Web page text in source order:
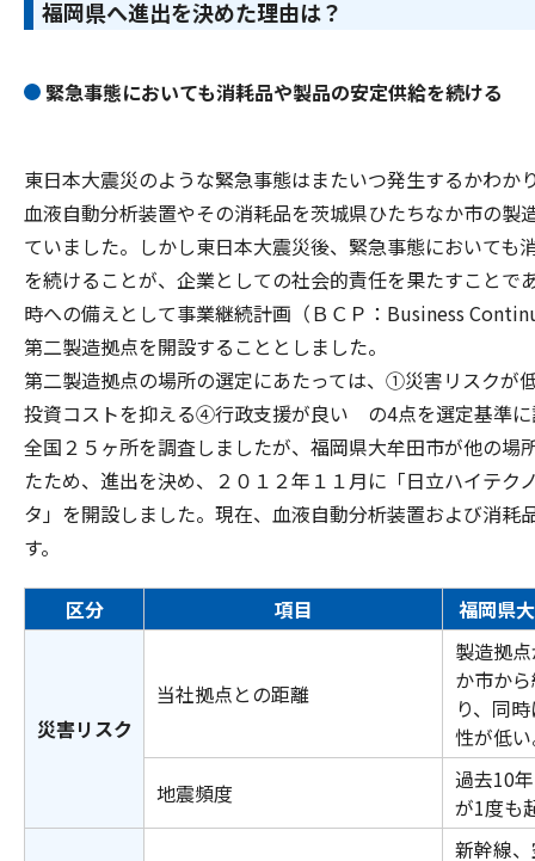
福岡県へ進出を決めた理由は？
緊急事態においても消耗品や製品の安定供給を続ける
東日本大震災のような緊急事態はまたいつ発生するかわか
血液自動分析装置やその消耗品を茨城県ひたちなか市の製
ていました。しかし東日本大震災後、緊急事態においても
を続けることが、企業としての社会的責任を果たすことで
時への備えとして事業継続計画（ＢＣＰ：Business
第二製造拠点を開設することとしました。
第二製造拠点の場所の選定にあたっては、①災害リスク
投資コストを抑える④行政支援が良い の4点を選定基準に
全国２５ヶ所を調査しましたが、福岡県大牟田市が他の場
たため、進出を決め、２０１２年１１月に「日立ハイテ
タ」を開設しました。現在、血液自動分析装置および消耗
す。
区分 項目 福岡県
災害リスク
当社拠点との距離
製造拠
か市か
り、同
性が低
地震頻度
過去10
が1度も
新幹線